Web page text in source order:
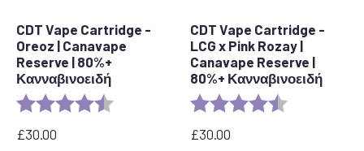
CDT Vape Cartridge -
Oreoz | Canavape
Reserve | 80%+
Κανναβινοειδή
Αξιολόγηση: 4,4 από 5 αστέρια
£30.00
CDT Vape Cartridge -
LCG x Pink Rozay |
Canavape Reserve |
80%+ Κανναβινοειδή
Αξιολόγηση:
£30.00